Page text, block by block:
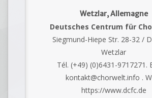
Wetzlar, Allemagne
Deutsches Centrum für
Siegmund-Hiepe Str. 28-32 /
Wetzlar
Tél. (+49) (0)6431-9717271.
kontakt@chorwelt.info .
https://www.dcfc.de